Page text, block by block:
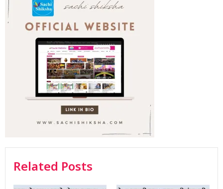
Related Posts